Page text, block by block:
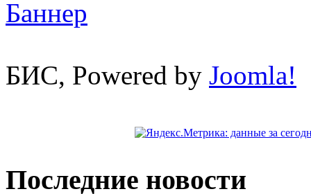
БИС, Powered by Joomla!
Последние новости